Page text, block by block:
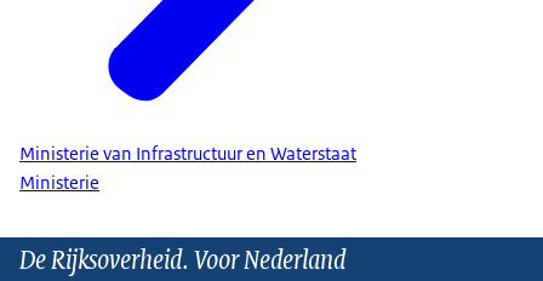
Ministerie van Infrastructuur en Waterstaat
Ministerie
De Rijksoverheid. Voor Nederland